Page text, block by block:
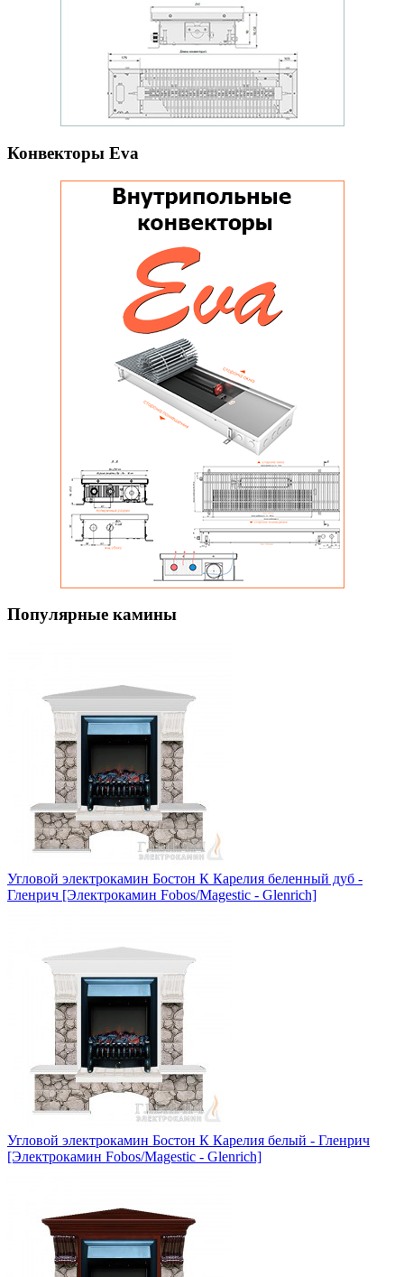
Конвекторы Eva
Популярные камины
Угловой электрокамин Бостон К Карелия беленный дуб -
Гленрич [Электрокамин Fobos/Magestic - Glenrich]
Угловой электрокамин Бостон К Карелия белый - Гленрич
[Электрокамин Fobos/Magestic - Glenrich]